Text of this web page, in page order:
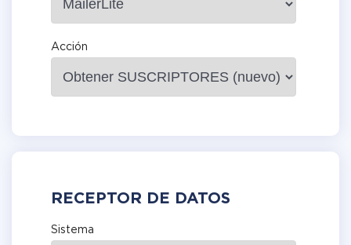
Acción
RECEPTOR DE DATOS
Sistema